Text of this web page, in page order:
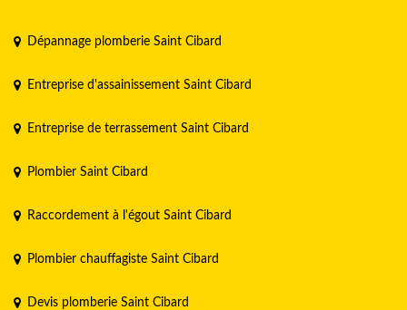
Dépannage plomberie Saint Cibard
Entreprise d'assainissement Saint Cibard
Entreprise de terrassement Saint Cibard
Plombier Saint Cibard
Raccordement à l'égout Saint Cibard
Plombier chauffagiste Saint Cibard
Devis plomberie Saint Cibard